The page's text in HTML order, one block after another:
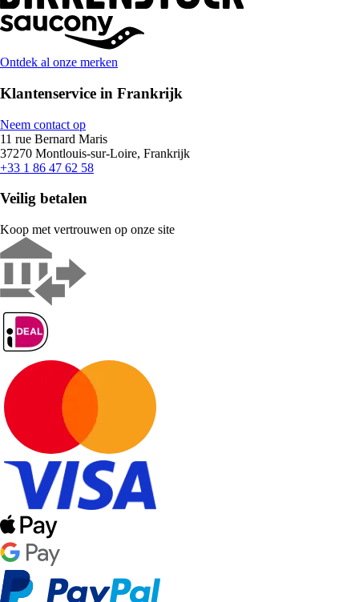
Ontdek al onze merken
Klantenservice in Frankrijk
Neem contact op
11 rue Bernard Maris
37270 Montlouis-sur-Loire, Frankrijk
+33 1 86 47 62 58
Veilig betalen
Koop met vertrouwen op onze site